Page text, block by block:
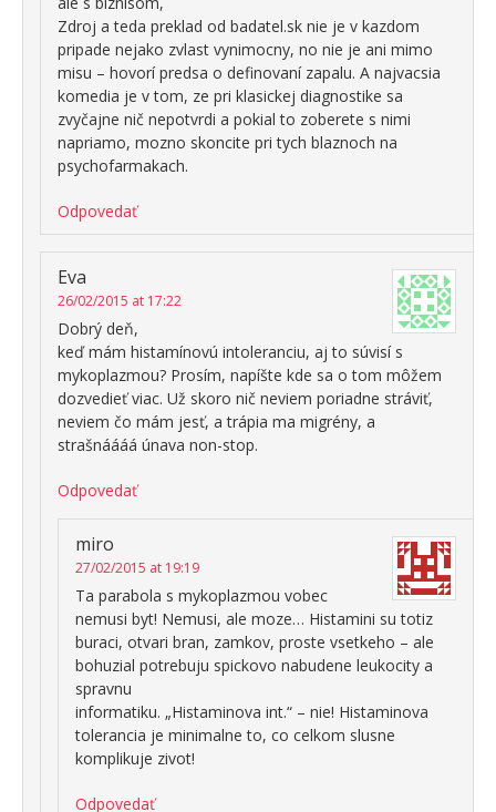
Zdroj a teda preklad od badatel.sk nie je v kazdom
pripade nejako zvlast vynimocny, no nie je ani mimo
misu – hovorí predsa o definovaní zapalu. A najvacsia
komedia je v tom, ze pri klasickej diagnostike sa
zvyčajne nič nepotvrdi a pokial to zoberete s nimi
napriamo, mozno skoncite pri tych blaznoch na
psychofarmakach.
Odpovedať
Eva
26/02/2015 at 17:22
Dobrý deň,
keď mám histamínovú intoleranciu, aj to súvisí s
mykoplazmou? Prosím, napíšte kde sa o tom môžem
dozvedieť viac. Už skoro nič neviem poriadne stráviť,
neviem čo mám jesť, a trápia ma migrény, a
strašnáááá únava non-stop.
Odpovedať
miro
27/02/2015 at 19:19
Ta parabola s mykoplazmou vobec
nemusi byt! Nemusi, ale moze… Histamini su totiz
buraci, otvari bran, zamkov, proste vsetkeho – ale
bohuzial potrebuju spickovo nabudene leukocity a
spravnu
informatiku. „Histaminova int.“ – nie! Histaminova
tolerancia je minimalne to, co celkom slusne
komplikuje zivot!
Odpovedať